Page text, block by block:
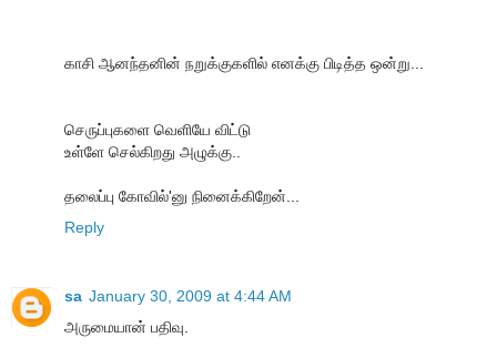
காசி ஆனந்தனின் நறுக்குகளில் எனக்கு பிடித்த ஒன்று...
செருப்புகளை வெளியே விட்டு
உள்ளே செல்கிறது அழுக்கு..
தலைப்பு கோவில்'னு நினைக்கிறேன்...
Reply
sa January 30, 2009 at 4:44 AM
அருமையான் பதிவு.